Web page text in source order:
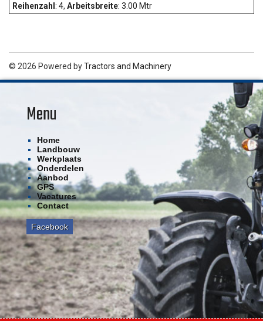
Reihenzahl : 4, Arbeitsbreite: 3.00 Mtr
© 2026 Powered byTractors and Machinery
Menu
Home
Landbouw
Werkplaats
Onderdelen
Aanbod
GPS
Vacatures
Contact
Facebook